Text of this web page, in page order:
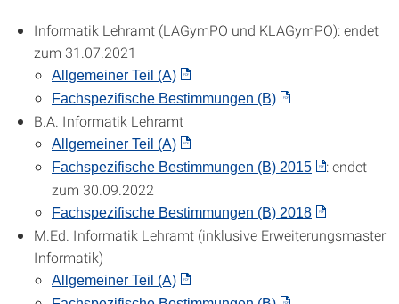
Informatik Lehramt (LAGymPO und KLAGymPO): endet
zum 31.07.2021
Allgemeiner Teil (A)
Fachspezifische Bestimmungen (B)
B.A. Informatik Lehramt
Allgemeiner Teil (A)
Fachspezifische Bestimmungen (B) 2015
: endet
zum 30.09.2022
Fachspezifische Bestimmungen (B) 2018
M.Ed. Informatik Lehramt (inklusive Erweiterungsmaster
Informatik)
Allgemeiner Teil (A)